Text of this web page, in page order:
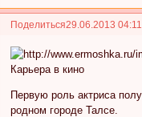
Поделиться29.06.2013
Карьера в кино
Первую роль актриса
родном городе Талсе.